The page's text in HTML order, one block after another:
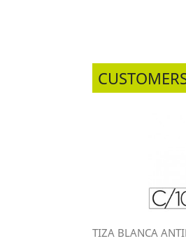
TIZA BLANCA